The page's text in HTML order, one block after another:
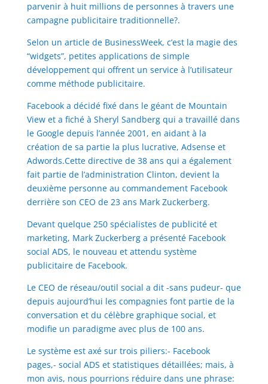
parvenir à huit millions de personnes à travers une
campagne publicitaire traditionnelle?.
Selon un article de BusinessWeek, c’est la magie des
“widgets”, petites applications de simple
développement qui offrent un service à l’utilisateur
comme méthode publicitaire.
Facebook a décidé fixé dans le géant de Mountain
View et a fiché à Sheryl Sandberg qui a travaillé dans
le Google depuis l’année 2001, en aidant à la
création de sa partie la plus lucrative, Adsense et
Adwords.Cette directive de 38 ans qui a également
fait partie de l’administration Clinton, devient la
deuxième personne au commandement Facebook
derrière son CEO de 23 ans Mark Zuckerberg.
Devant quelque 250 spécialistes de publicité et
marketing, Mark Zuckerberg a présenté Facebook
social ADS, le nouveau et attendu système
publicitaire de Facebook.
Le CEO de réseau/outil social a dit -sans pudeur- que
depuis aujourd’hui les compagnies font partie de la
conversation et du célèbre graphique social, et
modifie un paradigme avec plus de 100 ans.
Le système est axé sur trois piliers:- Facebook
pages,- social ADS et statistiques détaillées; mais, à
mon avis, nous pourrions réduire dans une phrase: